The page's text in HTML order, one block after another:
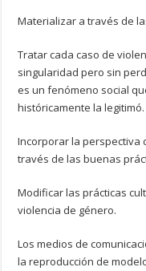
Materializar a través de
Tratar cada caso de
singularidad pero sin
es un fenómeno social
históricamente la legitimó.
Incorporar la perspectiva
través de las buenas
Modificar las prácticas
violencia de género.
Los medios de
la reproducción de